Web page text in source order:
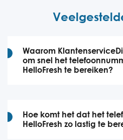
Waarom
om snel het
HelloFresh te bereiken?
Hoe komt het dat het
HelloFresh zo lastig te